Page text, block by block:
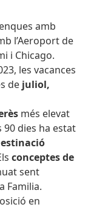
amb
l’Aeroport de
i Chicago.
les vacances
de juliol,
més elevat
90 dies ha estat
conceptes de
sent
Familia.
en